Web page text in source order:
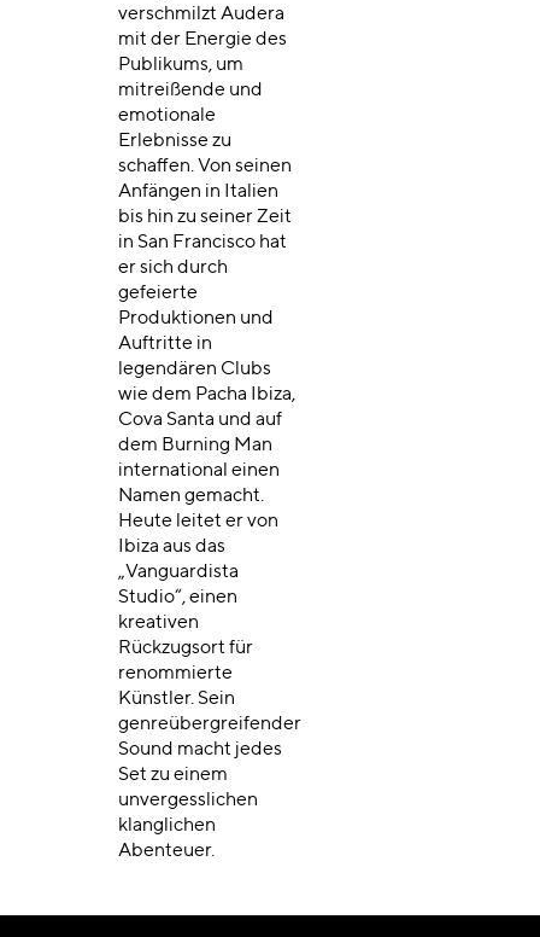
verschmilzt Audera
mit der Energie des
Publikums, um
mitreißende und
emotionale
Erlebnisse zu
schaffen. Von seinen
Anfängen in Italien
bis hin zu seiner Zeit
in San Francisco hat
er sich durch
gefeierte
Produktionen und
Auftritte in
legendären Clubs
wie dem Pacha Ibiza,
Cova Santa und auf
dem Burning Man
international einen
Namen gemacht.
Heute leitet er von
Ibiza aus das
„Vanguardista
Studio“, einen
kreativen
Rückzugsort für
renommierte
Künstler. Sein
genreübergreifender
Sound macht jedes
Set zu einem
unvergesslichen
klanglichen
Abenteuer.